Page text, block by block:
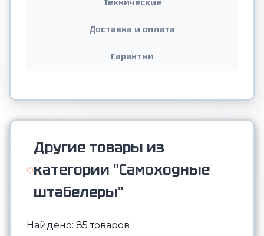
Технические
Доставка и оплата
Гарантии
Другие товары из
категории "Самоходные
штабелеры"
Найдено: 85 товаров